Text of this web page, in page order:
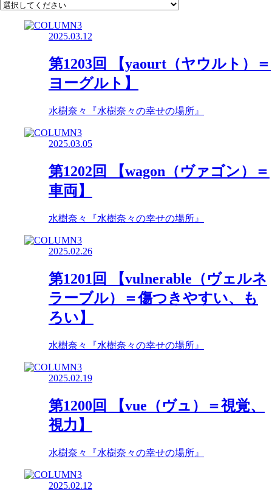
2025.03.12
第1203回 【yaourt（ヤウルト）＝
ヨーグルト】
水樹奈々『水樹奈々の幸せの場所』
2025.03.05
第1202回 【wagon（ヴァゴン）＝
車両】
水樹奈々『水樹奈々の幸せの場所』
2025.02.26
第1201回 【vulnerable（ヴェルネ
ラーブル）＝傷つきやすい、も
ろい】
水樹奈々『水樹奈々の幸せの場所』
2025.02.19
第1200回 【vue（ヴュ）＝視覚、
視力】
水樹奈々『水樹奈々の幸せの場所』
2025.02.12